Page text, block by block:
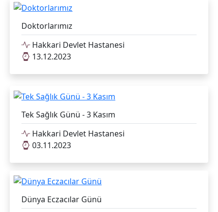
Doktorlarımız
Hakkari Devlet Hastanesi
13.12.2023
Tek Sağlık Günü - 3 Kasım
Hakkari Devlet Hastanesi
03.11.2023
Dünya Eczacılar Günü